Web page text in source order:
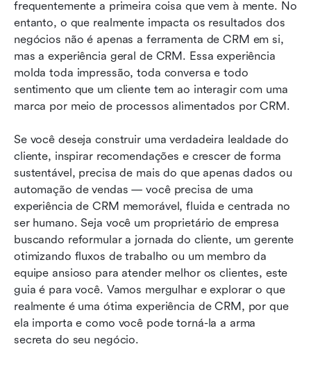
frequentemente a primeira coisa que vem à mente. No
entanto, o que realmente impacta os resultados dos
negócios não é apenas a ferramenta de CRM em si,
mas a experiência geral de CRM. Essa experiência
molda toda impressão, toda conversa e todo
sentimento que um cliente tem ao interagir com uma
marca por meio de processos alimentados por CRM.
Se você deseja construir uma verdadeira lealdade do
cliente, inspirar recomendações e crescer de forma
sustentável, precisa de mais do que apenas dados ou
automação de vendas — você precisa de uma
experiência de CRM memorável, fluida e centrada no
ser humano. Seja você um proprietário de empresa
buscando reformular a jornada do cliente, um gerente
otimizando fluxos de trabalho ou um membro da
equipe ansioso para atender melhor os clientes, este
guia é para você. Vamos mergulhar e explorar o que
realmente é uma ótima experiência de CRM, por que
ela importa e como você pode torná-la a arma
secreta do seu negócio.
Lark e experiência em CRM: Como a
colaboração perfeita potencializa os resultados
Conclusão
Leitura relacionada